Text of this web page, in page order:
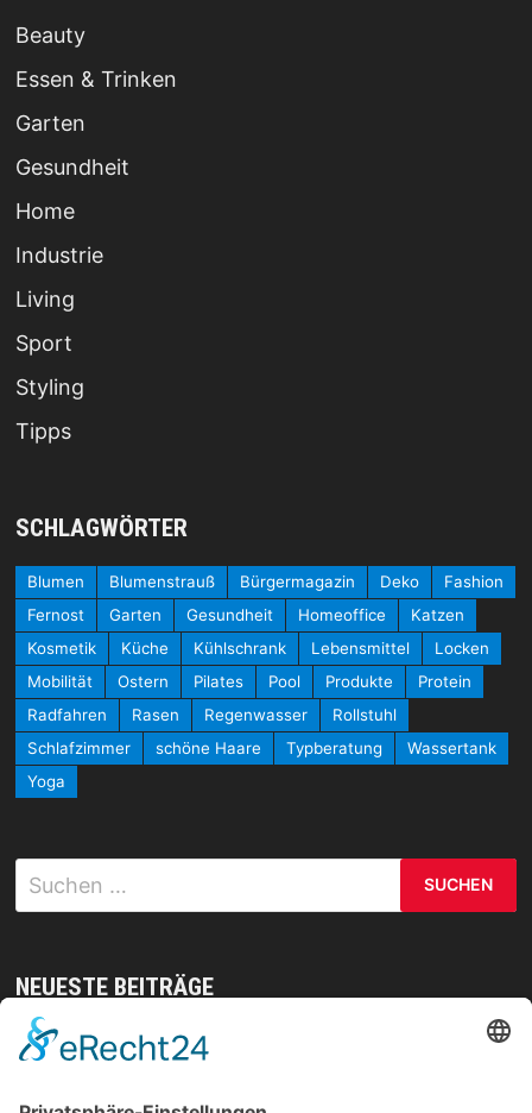
Beauty
Essen & Trinken
Garten
Gesundheit
Home
Industrie
Living
Sport
Styling
Tipps
SCHLAGWÖRTER
Blumen Blumenstrauß Bürgermagazin Deko
Fashion
Fernost
Garten Gesundheit Homeoffice
Katzen
Kosmetik
Küche Kühlschrank Lebensmittel
Locken
Mobilität
Ostern Pilates Pool Produkte
Protein
Radfahren
Rasen Regenwasser
Rollstuhl
Schlafzimmer
schöne Haare Typberatung
Wassertank
Yoga
Suchen
nach:
NEUESTE BEITRÄGE
Mit gezielten Übungen zur Sicherheit in allen